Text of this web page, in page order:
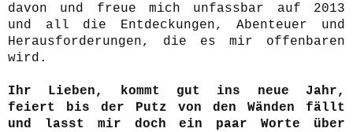
davon und freue mich unfassbar auf 2013
und all die Entdeckungen, Abenteuer und
Herausforderungen, die es mir offenbaren
wird.
Ihr Lieben, kommt gut ins neue Jahr,
feiert bis der Putz von den Wänden fällt
und lasst mir doch ein paar Worte über